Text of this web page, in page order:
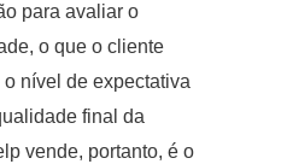
para avaliar o
o que o cliente
nível de expectativa
final da
vende, portanto, é o